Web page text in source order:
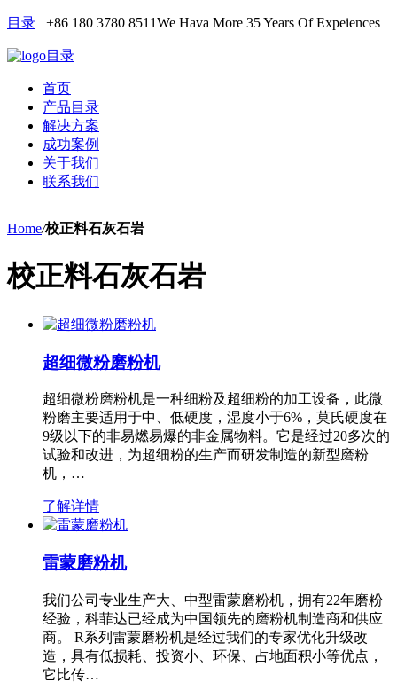
目录 +86 180 3780 8511We Hava More 35 Years Of Expeiences
目录
首页
产品目录
解决方案
成功案例
关于我们
联系我们
Home/校正料石灰石岩
校正料石灰石岩
超细微粉磨粉机
超细微粉磨粉机是一种细粉及超细粉的加工设备，此微
粉磨主要适用于中、低硬度，湿度小于6%，莫氏硬度在
9级以下的非易燃易爆的非金属物料。它是经过20多次的
试验和改进，为超细粉的生产而研发制造的新型磨粉
机，…
了解详情
雷蒙磨粉机
我们公司专业生产大、中型雷蒙磨粉机，拥有22年磨粉
经验，科菲达已经成为中国领先的磨粉机制造商和供应
商。 R系列雷蒙磨粉机是经过我们的专家优化升级改
造，具有低损耗、投资小、环保、占地面积小等优点，
它比传…